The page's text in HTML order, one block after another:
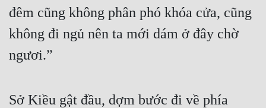
Đam Mỹ
Đẹp
Đẹp Hiệp
Tính Cách Nhân Vật :
đêm cũng không phân phó khóa cửa, cũng
không đi ngủ nên ta mới dám ở đây chờ
ngươi.”
Sở Kiều gật đầu, dợm bước đi về phía